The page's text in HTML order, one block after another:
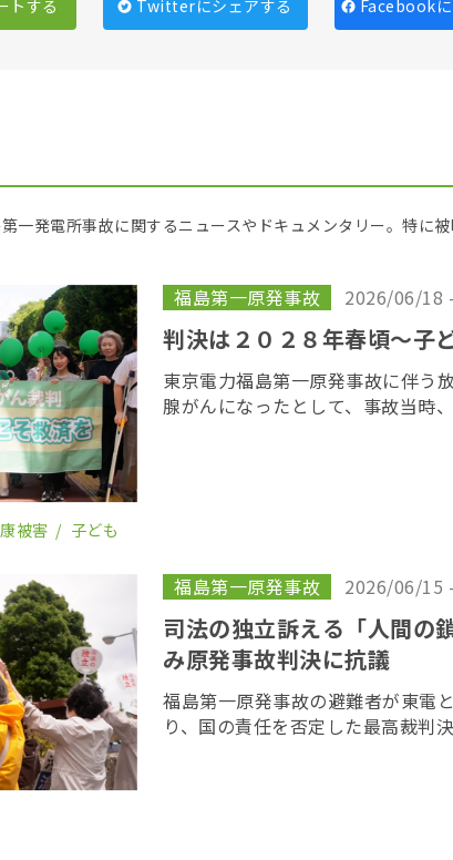
トする Twitterにシェアする Facebook
一発電所事故に関するニュースやドキュメンタリー。特に
福島第一原発事故 2026/06/18
判決は２０２８年春頃〜子
東京電力福島第一原発事故に伴う
腺がんになったとして、事故当時
被害 子ども
福島第一原発事故 2026/06/15
司法の独立訴える「人間の
み原発事故判決に抗議
福島第一原発事故の避難者が東電
り、国の責任を否定した最高裁判